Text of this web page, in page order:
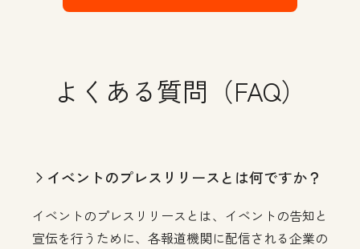
よくある質問（FAQ）
イベントのプレスリリースとは何ですか？
イベントのプレスリリースとは、イベントの告知と
宣伝を行うために、各報道機関に配信される企業の